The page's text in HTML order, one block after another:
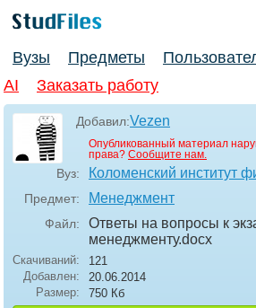
Вузы Предметы
AI
Заказать работу
Добавил:Vezen
Опубликованный материал
права? Сообщите нам.
Вуз: Коломенский институт
Предмет: Менеджмент
Файл:
Ответы на вопросы к
менеджменту.docx
Скачиваний:
121
Добавлен:
20.06.2014
Размер:
750 Кб